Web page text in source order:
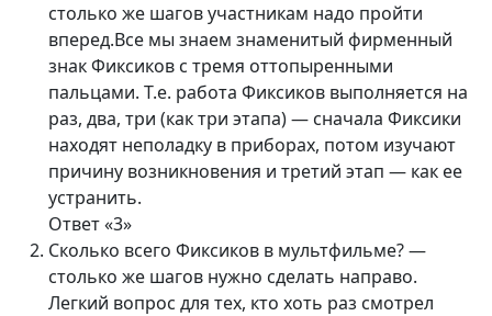
столько же шагов участникам надо пройти
вперед.Все мы знаем знаменитый фирменный
знак Фиксиков с тремя оттопыренными
пальцами. Т.е. работа Фиксиков выполняется на
раз, два, три (как три этапа) — сначала Фиксики
находят неполадку в приборах, потом изучают
причину возникновения и третий этап — как ее
устранить.
Ответ «3»
Сколько всего Фиксиков в мультфильме? —
столько же шагов нужно сделать направо.
Легкий вопрос для тех, кто хоть раз смотрел